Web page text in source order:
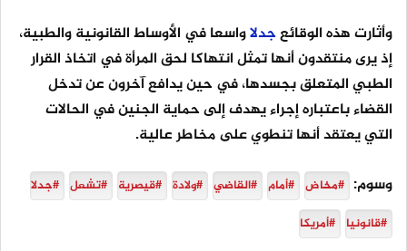
وأثارت هذه الوقائعجدلاواسعا في الأوساط القانونية والطبية،
إذ يرى منتقدون أنها تمثل انتهاكا لحق المرأة في اتخاذ القرار
الطبي المتعلق بجسدها، في حين يدافع آخرون عن تدخل
القضاء باعتباره إجراء يهدف إلى حماية الجنين في الحالات
التي يعتقد أنها تنطوي على مخاطر عالية.
وسوم: #مخاض #أمام #القاضي #ولادة #قيصرية #تشعل #جدلا
#قانونيا #أمريكا